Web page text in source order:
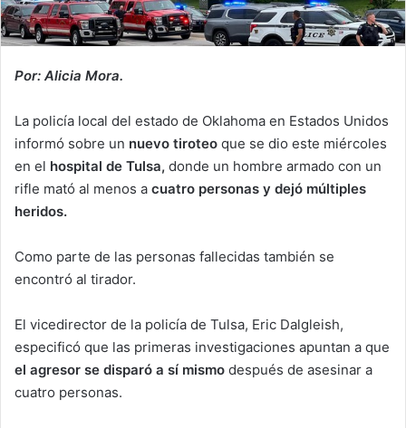
Por: Alicia Mora.
La policía local del estado de Oklahoma en Estados Unidos
informó sobre un nuevo tiroteo que se dio este miércoles
en el hospital de Tulsa, donde un hombre armado con un
rifle mató al menos a cuatro personas y dejó múltiples
heridos.
Como parte de las personas fallecidas también se
encontró al tirador.
El vicedirector de la policía de Tulsa, Eric Dalgleish,
especificó que las primeras investigaciones apuntan a que
el agresor se disparó a sí mismo después de asesinar a
cuatro personas.